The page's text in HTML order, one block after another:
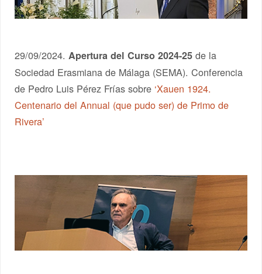
29/09/2024.Apertura del Curso 2024-25 de la
Sociedad Erasmiana de Málaga (SEMA). Conferencia
de Pedro Luis Pérez Frías sobre ‘Xauen 1924.
Centenario del Annual (que pudo ser) de Primo de
Rivera’